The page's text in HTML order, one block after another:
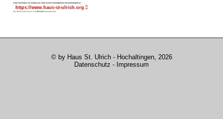
Bitte verwenden Sie künftig zum Abruf unserer Internetpräsenz die Internetadresse
https://www.haus-st-ulrich.org
(Sie werden automatisch in 3 Sekundenweitergeleitet)
© by Haus St. Ulrich - Hochaltingen, 2026
Datenschutz - Impressum